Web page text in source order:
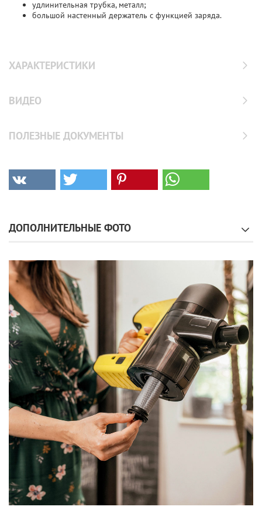
удлинительная трубка, металл;
большой настенный держатель с функцией заряда.
ХАРАКТЕРИСТИКИ
ВИДЕО
ПОЛЕЗНЫЕ ДОКУМЕНТЫ
ДОПОЛНИТЕЛЬНЫЕ ФОТО